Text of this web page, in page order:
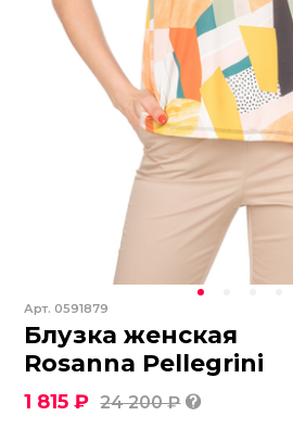
Арт.0591879
Блузка женская
Rosanna Pellegrini
1 815 ₽ 24 200 ₽